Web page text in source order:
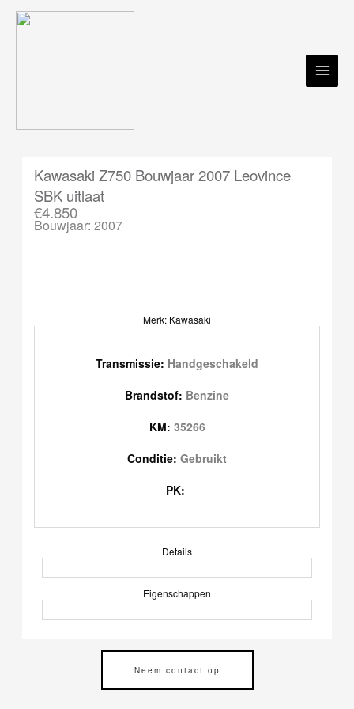
naar
Kawasaki Z750 Bouwjaar 2007 Leovince
SBK uitlaat
€4.850
Bouwjaar: 2007
Merk: Kawasaki
Transmissie: Handgeschakeld
Brandstof: Benzine
KM: 35266
Conditie: Gebruikt
PK:
Details
Eigenschappen
Neem contact op